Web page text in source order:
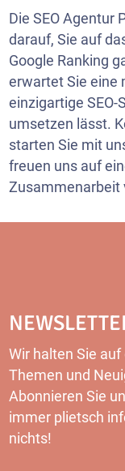
Die SEO Agentur
darauf, Sie auf
Google Ranking
erwartet Sie eine
einzigartige
umsetzen lässt.
starten Sie mit
freuen uns auf
Zusammenarbeit
Wir halten Sie
Themen und
Abonnieren Sie
immer plietsch
nichts!